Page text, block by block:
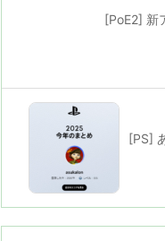
[PoE2] 新
[PS]